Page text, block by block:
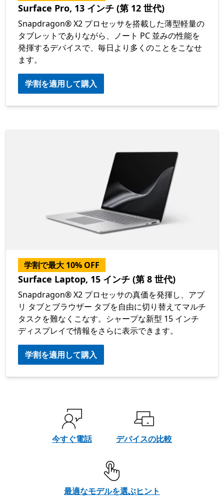
Surface Pro, 13 インチ (第 12 世代)
Snapdragon® X2 プロセッサを搭載した薄型軽量の
タブレットでありながら、ノート PC 並みの性能を
発揮するデバイスで、毎日より多くのことをこなせ
ます。
学割を適用して購入
学割で最大 10% OFF
Surface Laptop, 15 インチ (第 8 世代)
Snapdragon® X2 プロセッサの真価を発揮し、アプ
リ タブとブラウザー タブを自由に切り替えてマルチ
タスクを難なくこなす。シャープな新型 15 インチ
ディスプレイで情報をさらに表示できます。
学割を適用して購入
今すぐ電話 デバイスの比較
最適なモデルを選ぶヒント